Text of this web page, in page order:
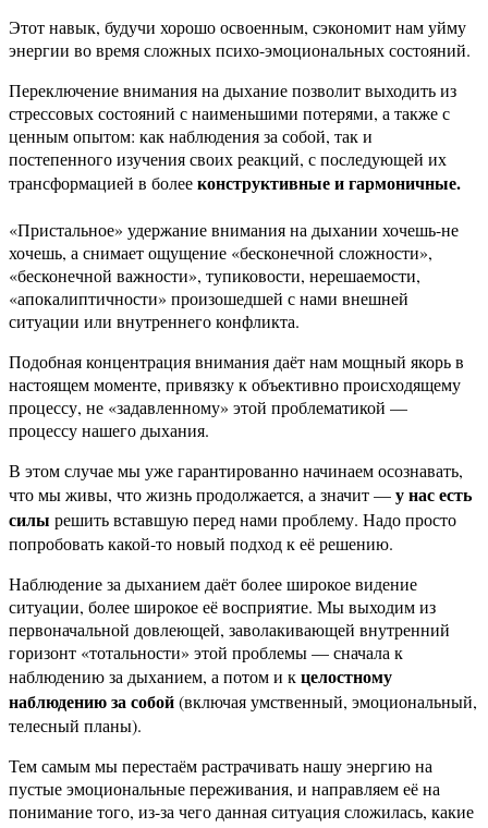
Этот навык, будучи хорошо освоенным, сэкономит нам уйму
энергии во время сложных психо-эмоциональных состояний.
Переключение внимания на дыхание позволит выходить из
стрессовых состояний с наименьшими потерями, а также с
ценным опытом: как наблюдения за собой, так и
постепенного изучения своих реакций, с последующей их
трансформацией в болееконструктивные и гармоничные.
«Пристальное» удержание внимания на дыхании хочешь-не
хочешь, а снимает ощущение «бесконечной сложности»,
«бесконечной важности», тупиковости, нерешаемости,
«апокалиптичности» произошедшей с нами внешней
ситуации или внутреннего конфликта.
Подобная концентрация внимания даёт нам мощный якорь в
настоящем моменте, привязку к объективно происходящему
процессу, не «задавленному» этой проблематикой —
процессу нашего дыхания.
В этом случае мы уже гарантированно начинаем осознавать,
что мы живы, что жизнь продолжается, а значит —у нас есть
силы решить вставшую перед нами проблему. Надо просто
попробовать какой-то новый подход к её решению.
Наблюдение за дыханием даёт более широкое видение
ситуации, более широкое её восприятие. Мы выходим из
первоначальной довлеющей, заволакивающей внутренний
горизонт «тотальности» этой проблемы — сначала к
наблюдению за дыханием, а потом и кцелостному
наблюдению за собой(включая умственный, эмоциональный,
телесный планы).
Тем самым мы перестаём растрачивать нашу энергию на
пустые эмоциональные переживания, и направляем её на
понимание того, из-за чего данная ситуация сложилась, какие